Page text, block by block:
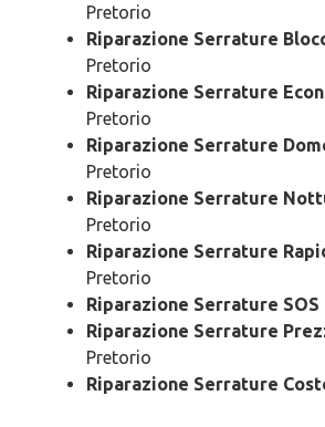
Pretorio
Riparazione Serrature
Pretorio
Riparazione Serrature
Pretorio
Riparazione Serrature
Pretorio
Riparazione Serrature
Pretorio
Riparazione Serrature
Pretorio
Riparazione Serrature SOS
Riparazione Serrature
Pretorio
Riparazione Serrature